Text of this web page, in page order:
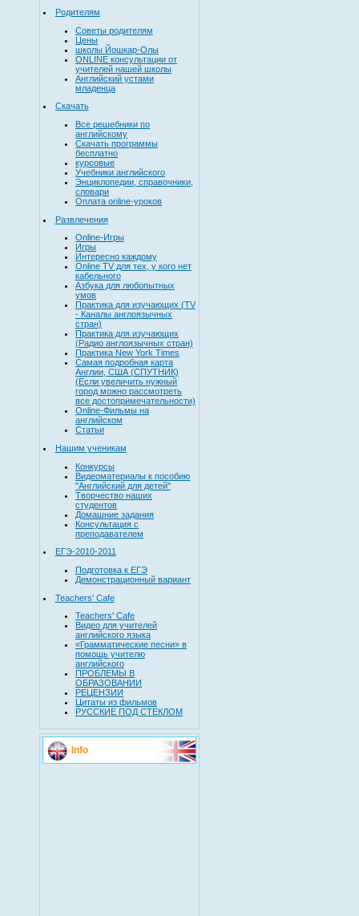
Родителям
Советы родителям
Цены
школы Йошкар-Олы
ONLINE консультации от
учителей нашей школы
Английский устами
младенца
Скачать
Все решебники по
английскому
Скачать программы
бесплатно
курсовые
Учебники английского
Энциклопедии, справочники,
словари
Оплата online-уроков
Развлечения
Online-Игры
Игры
Интересно каждому
Online TV для тех, у кого нет
кабельного
Азбука для любопытных
умов
Практика для изучающих (TV
- Каналы англоязычных
стран)
Практика для изучающих
(Радио англоязычных стран)
Практика New York Times
Самая подробная карта
Англии, США (СПУТНИК)
(Если увеличить нужный
город можно рассмотреть
все достопримечательности)
Online-Фильмы на
английском
Статьи
Нашим ученикам
Конкурсы
Видеоматериалы к пособию
"Английский для детей"
Творчество наших
студентов
Домашние задания
Консультация с
преподавателем
ЕГЭ-2010-2011
Подготовка к ЕГЭ
Демонстрационный вариант
Teachers' Cafe
Teachers' Cafe
Видео для учителей
английского языка
«Грамматические песни» в
помощь учителю
английского
ПРОБЛЕМЫ В
ОБРАЗОВАНИИ
РЕЦЕНЗИИ
Цитаты из фильмов
РУССКИЕ ПОД СТЕКЛОМ
Info